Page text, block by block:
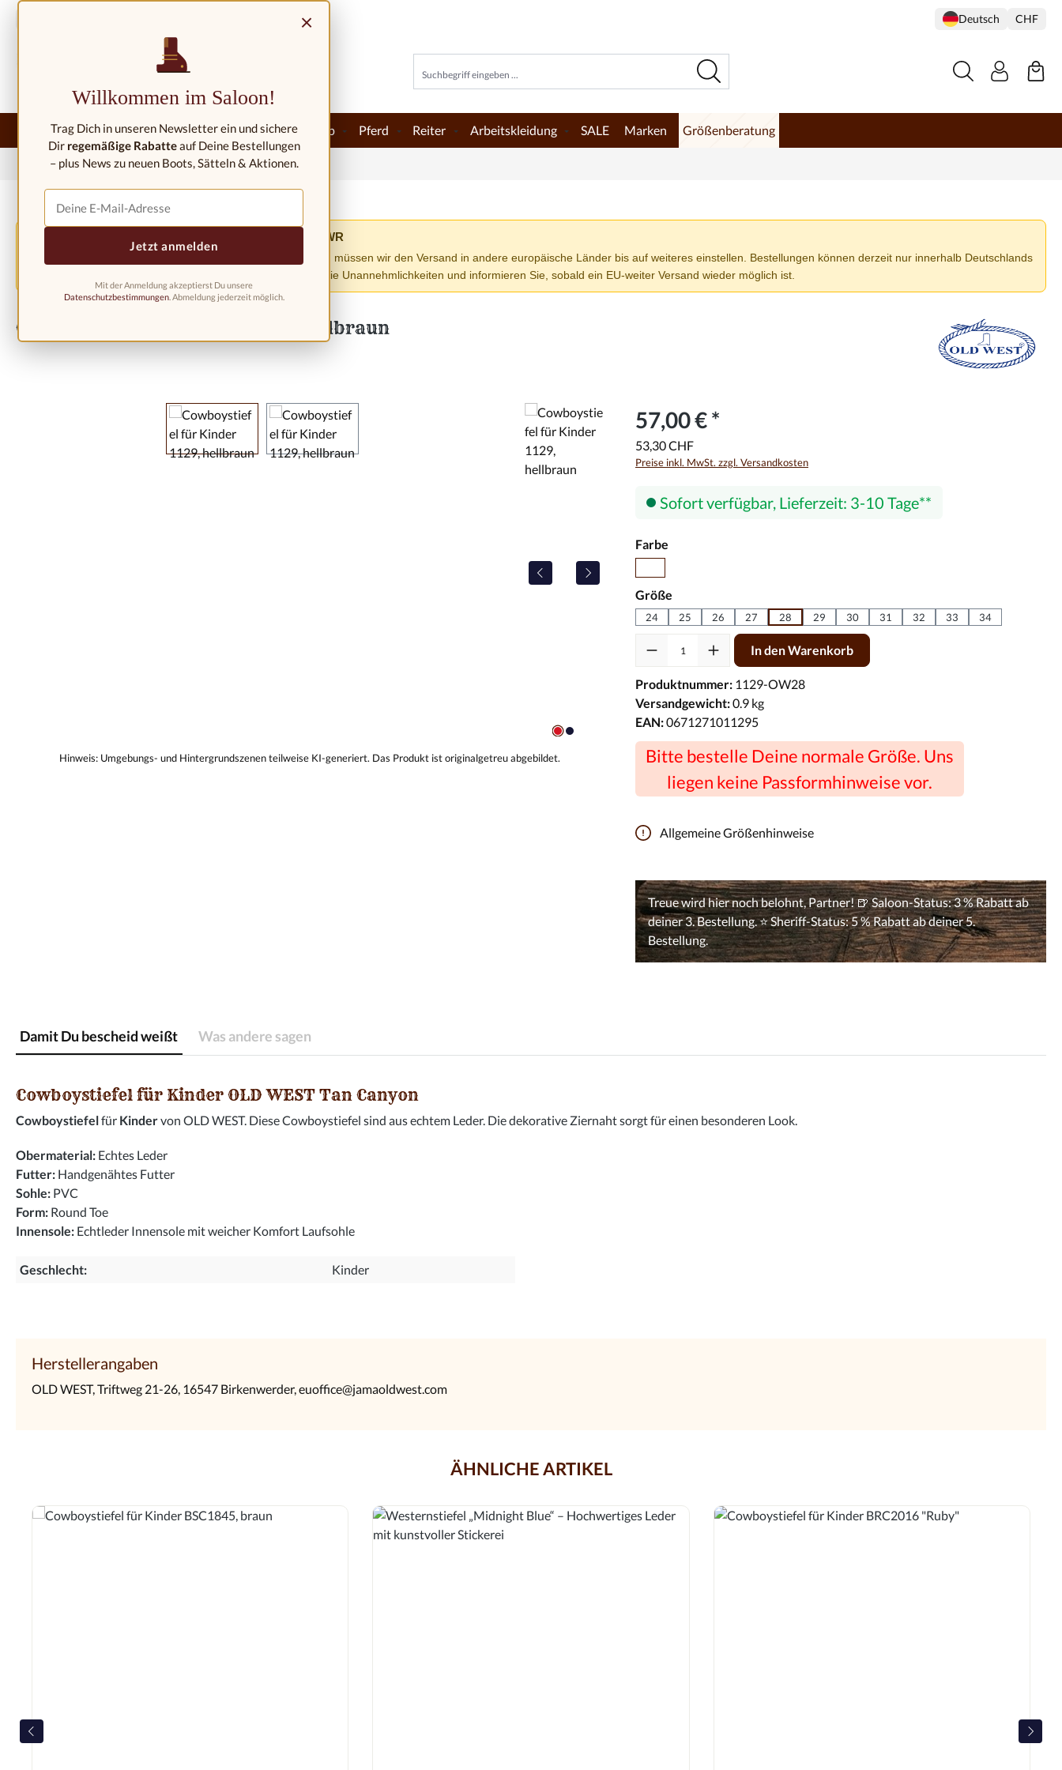
Deutsch CHF
Home ★Neu★ Westernmode Westernreitershop Pferd Reiter Arbeitskleidung SALE Marken Größenberatung
Home Westernmode Westernstiefel Westernstiefel Kinder
Versandänderung aufgrund der EU-Verordnung PPWR
Aufgrund der neuen EU-Verpackungsverordnung (PPWR) müssen wir den Versand in andere europäische Länder bis auf weiteres einstellen. Bestellungen können derzeit nur innerhalb Deutschlands
entgegengenommen werden. Wir entschuldigen uns für die Unannehmlichkeiten und informieren Sie, sobald ein EU-weiter Versand wieder möglich ist.
Cowboystiefel für Kinder 1129, hellbraun
57,00 € *
53,30 CHF
Preise inkl. MwSt. zzgl. Versandkosten
Sofort verfügbar, Lieferzeit: 3-10 Tage
Farbe
Größe
24 25 26 27 28 29 30 31 32 33 34
Produkt Anzahl: Gib den gewünschten Wert ein oder benutze die Schaltflächen
In den Warenkorb
Produktnummer: 1129-OW28
Versandgewicht:0.9 kg
EAN:0671271011295
Bitte bestelle Deine normale Größe. Uns
liegen keine Passformhinweise vor.
Allgemeine Größenhinweise
Damit Du bescheid weißt Was andere sagen
Cowboystiefel für Kinder OLD WEST Tan Canyon
Cowboystiefelfür Kindervon OLD WEST. Diese Cowboystiefel sind aus echtem Leder. Die dekorative Ziernaht sorgt für einen besonderen Look.
Obermaterial: Echtes Leder
Futter: Handgenähtes Futter
Sohle: PVC
Form: Round Toe
Innensole: Echtleder Innensole mit weicher Komfort Laufsohle
Geschlecht: Kinder
Herstellerangaben
OLD WEST, Triftweg 21-26, 16547 Birkenwerder, euoffice@jamaoldwest.com
ÄHNLICHE ARTIKEL
×
Willkommen im Saloon!
Trag Dich in unseren Newsletter ein und sichere
Dir regemäßige Rabatteauf Deine Bestellungen
– plus News zu neuen Boots, Sätteln & Aktionen.
Jetzt anmelden
Mit der Anmeldung akzeptierst Du unsere
Datenschutzbestimmungen. Abmeldung jederzeit möglich.